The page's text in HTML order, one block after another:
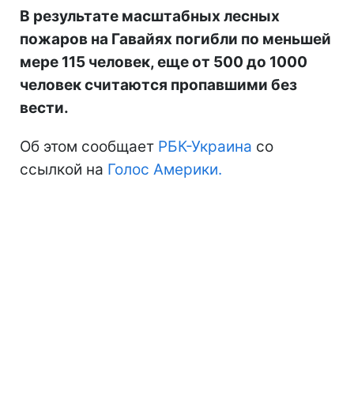
В результате масштабных лесных
пожаров на Гавайях погибли по меньшей
мере 115 человек, еще от 500 до 1000
человек считаются пропавшими без
вести.
Об этом сообщает РБК-Украина со
ссылкой на Голос Америки.